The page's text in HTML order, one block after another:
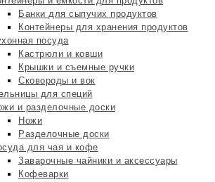
Банки для сыпучих продуктов
Контейнеры для хранения продуктов
посуда
Кастрюли и ковши
Крышки и съемные ручки
Сковороды и вок
для специй
и разделочные доски
Ножи
Разделочные доски
для чая и кофе
Заварочные чайники и аксессуары
Кофеварки